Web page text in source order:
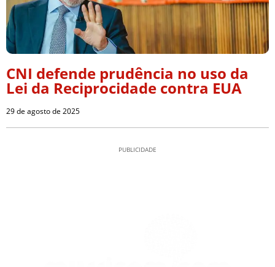
CNI defende prudência no uso da
Lei da Reciprocidade contra EUA
29 de agosto de 2025
PUBLICIDADE